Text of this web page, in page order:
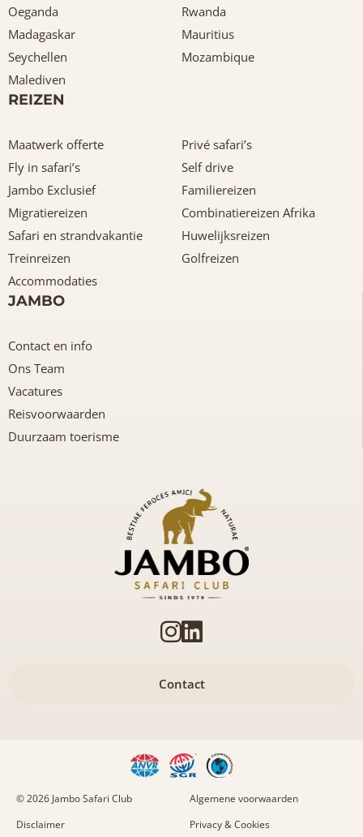
Oeganda
Rwanda
Madagaskar
Mauritius
Seychellen
Mozambique
Malediven
REIZEN
Maatwerk offerte
Privé safari’s
Fly in safari’s
Self drive
Jambo Exclusief
Familiereizen
Migratiereizen
Combinatiereizen Afrika
Safari en strandvakantie
Huwelijksreizen
Treinreizen
Golfreizen
Accommodaties
JAMBO
Contact en info
Ons Team
Vacatures
Reisvoorwaarden
Duurzaam toerisme
Contact
© 2026 Jambo Safari Club
Algemene voorwaarden
Disclaimer
Privacy & Cookies